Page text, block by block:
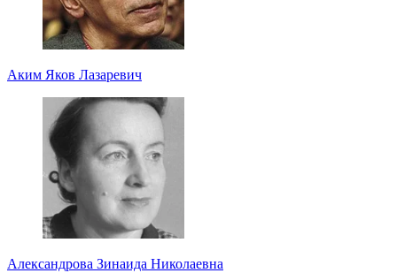
Аким Яков Лазаревич
Александрова Зинаида Николаевна